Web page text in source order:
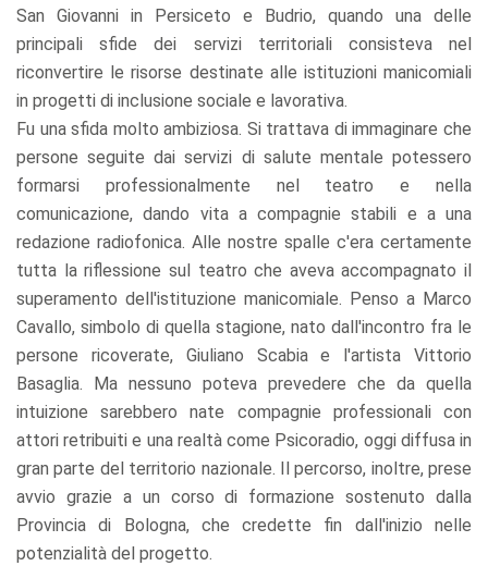
San Giovanni in Persiceto e Budrio, quando una delle
principali sfide dei servizi territoriali consisteva nel
riconvertire le risorse destinate alle istituzioni manicomiali
in progetti di inclusione sociale e lavorativa.
Fu una sfida molto ambiziosa. Si trattava di immaginare che
persone seguite dai servizi di salute mentale potessero
formarsi professionalmente nel teatro e nella
comunicazione, dando vita a compagnie stabili e a una
redazione radiofonica. Alle nostre spalle c'era certamente
tutta la riflessione sul teatro che aveva accompagnato il
superamento dell'istituzione manicomiale. Penso a Marco
Cavallo, simbolo di quella stagione, nato dall'incontro fra le
persone ricoverate, Giuliano Scabia e l'artista Vittorio
Basaglia. Ma nessuno poteva prevedere che da quella
intuizione sarebbero nate compagnie professionali con
attori retribuiti e una realtà come Psicoradio, oggi diffusa in
gran parte del territorio nazionale. Il percorso, inoltre, prese
avvio grazie a un corso di formazione sostenuto dalla
Provincia di Bologna, che credette fin dall'inizio nelle
potenzialità del progetto.